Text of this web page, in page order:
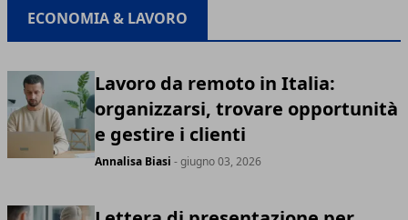
ECONOMIA & LAVORO
Lavoro da remoto in Italia:
organizzarsi, trovare opportunità
e gestire i clienti
Annalisa Biasi - giugno 03, 2026